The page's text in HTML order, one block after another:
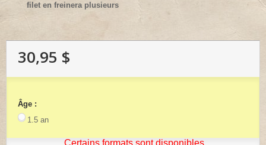
filet en freinera plusieurs
30,95 $
Âge :
1.5 an
Certains formats sont disponibles